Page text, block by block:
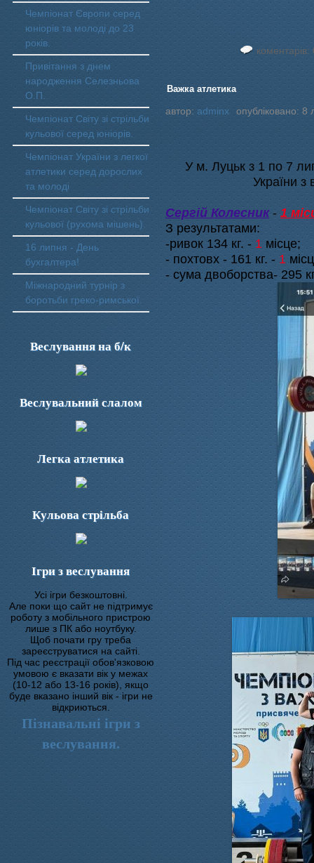
Чемпіонат Європи серед
юніорів та молоді до 23
років.
Привітання з днем
народження Селезньова
О.П.
Чемпіонат Світу зі стрільби
кульової серед юніорів.
Чемпіонат України з легкої
атлетики серед дорослих
та молоді
Чемпіонат Світу зі стрільби
кульової (рухома мішень).
16 липня - День
бухгалтера!
Міжнародний турнір з
боротьби греко-римської.
Веслування на б/к
Веслувальний слалом
Легка атлетика
Кульова стрільба
Ігри з веслування
Усі ігри безкоштовні.
Але поки що сайт не підтримує
роботу з мобільного пристрою
лише з ПК або ноутбуку.
Щоб почати гру треба
зареєструватися на сайті.
Під час реєстрації обов'язковою
умовою є вказати вік у межах
(10-12 або 13-16 років), якщо
буде вказано інший вік - ігри не
відкриються.
Пізнавальні ігри з
веслування.
коментарів:
Важка атлетика
автор: adminx опубліковано: 8
У м. Луцьк з 1 по 7
України з
Сергій Колесник- 1
З результатами:
-ривок 134 кг. -1 місце;
- похтовх - 161 кг. - 1
- сума двоборства- 295